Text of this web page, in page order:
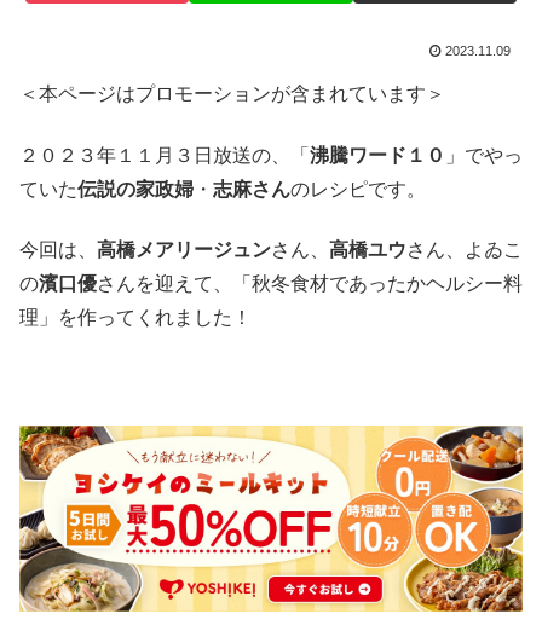
2023.11.09
＜本ページはプロモーションが含まれています＞
２０２３年１１月３日放送の、「 沸騰ワード１０ 」でやっ
ていた伝説の家政婦 ・ 志麻さんのレシピです。
今回は、 高橋メアリージュンさん、 高橋ユウさん、よゐこ
の濱口優さんを迎えて、「秋冬食材であったかヘルシー料
理」を作ってくれました！